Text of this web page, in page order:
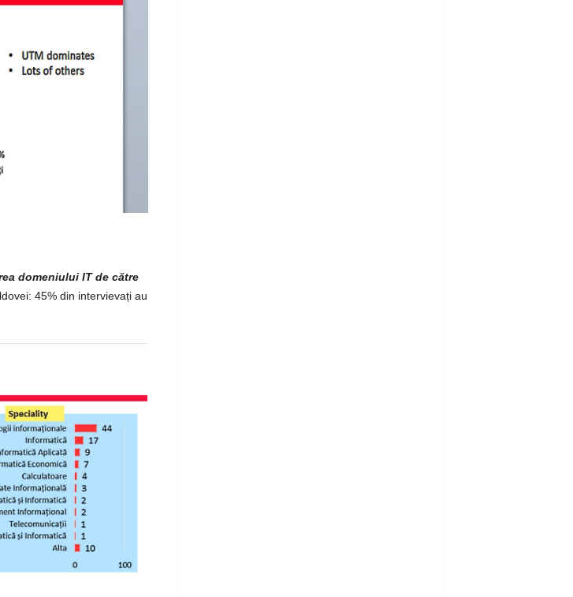
domeniului IT de către
45% din intervievați au